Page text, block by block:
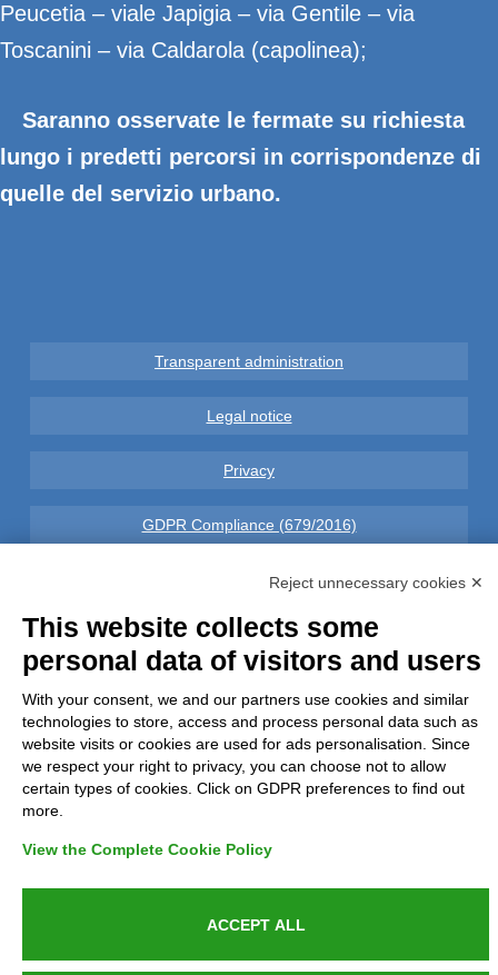
Peucetia – viale Japigia – via Gentile – via
Toscanini – via Caldarola (capolinea);
Saranno osservate le fermate su richiesta
lungo i predetti percorsi in corrispondenze di
quelle del servizio urbano.
Transparent administration
Legal notice
Privacy
GDPR Compliance (679/2016)
Complaints
Refunds and Indemnities
Azienda certificata UNI EN ISO 9001:2015
P.IVA 05538100727 - C.so Italia n.8 70123, BARI
Reject unnecessary cookies ✕
This website collects some
personal data of visitors and users
With your consent, we and our partners use cookies and similar
technologies to store, access and process personal data such as
website visits or cookies are used for ads personalisation. Since
we respect your right to privacy, you can choose not to allow
certain types of cookies. Click on GDPR preferences to find out
more.
View the Complete Cookie Policy
ACCEPT ALL